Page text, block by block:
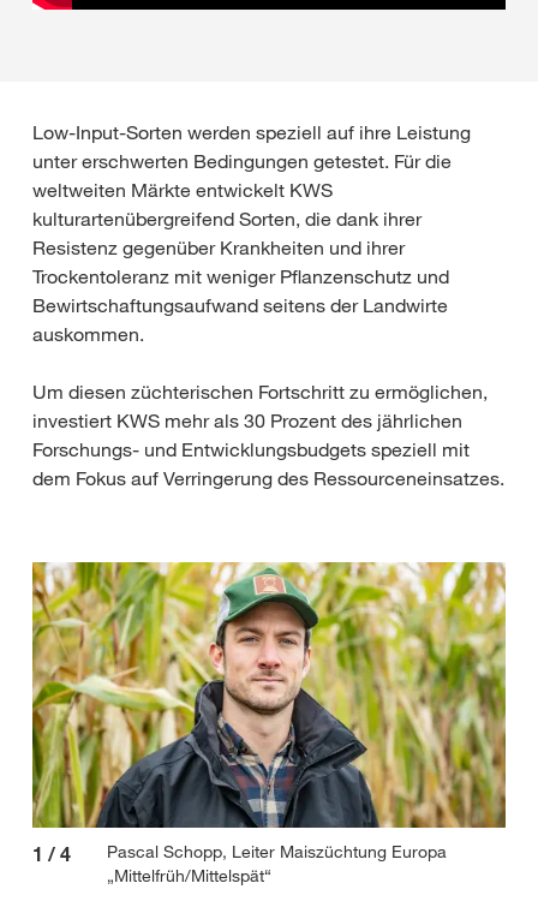
Low-Input-Sorten werden speziell auf ihre Leistung
unter erschwerten Bedingungen getestet. Für die
weltweiten Märkte entwickelt KWS
kulturartenübergreifend Sorten, die dank ihrer
Resistenz gegenüber Krankheiten und ihrer
Trockentoleranz mit weniger Pflanzenschutz und
Bewirtschaftungsaufwand seitens der Landwirte
auskommen.
Um diesen züchterischen Fortschritt zu ermöglichen,
investiert KWS mehr als 30 Prozent des jährlichen
Forschungs- und Entwicklungsbudgets speziell mit
dem Fokus auf Verringerung des Ressourceneinsatzes.
1 / 4
Pascal Schopp, Leiter Maiszüchtung Europa
„Mittelfrüh/Mittelspät“